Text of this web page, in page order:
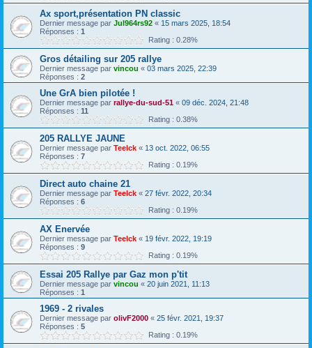
Ax sport,présentation PN classic
Dernier message par Jul964rs92 « 15 mars 2025, 18:54
Réponses : 1
Rating : 0.28%
Gros détailing sur 205 rallye
Dernier message par vincou « 03 mars 2025, 22:39
Réponses : 2
Une GrA bien pilotée !
Dernier message par rallye-du-sud-51 « 09 déc. 2024, 21:48
Réponses : 11
Rating : 0.38%
205 RALLYE JAUNE
Dernier message par Teelck « 13 oct. 2022, 06:55
Réponses : 7
Rating : 0.19%
Direct auto chaine 21
Dernier message par Teelck « 27 févr. 2022, 20:34
Réponses : 6
Rating : 0.19%
AX Enervée
Dernier message par Teelck « 19 févr. 2022, 19:19
Réponses : 9
Rating : 0.19%
Essai 205 Rallye par Gaz mon p'tit
Dernier message par vincou « 20 juin 2021, 11:13
Réponses : 1
1969 - 2 rivales
Dernier message par olivF2000 « 25 févr. 2021, 19:37
Réponses : 5
Rating : 0.19%